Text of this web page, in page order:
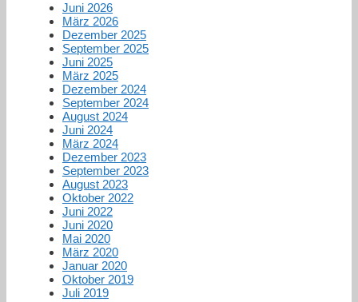
Juni 2026
März 2026
Dezember 2025
September 2025
Juni 2025
März 2025
Dezember 2024
September 2024
August 2024
Juni 2024
März 2024
Dezember 2023
September 2023
August 2023
Oktober 2022
Juni 2022
Juni 2020
Mai 2020
März 2020
Januar 2020
Oktober 2019
Juli 2019